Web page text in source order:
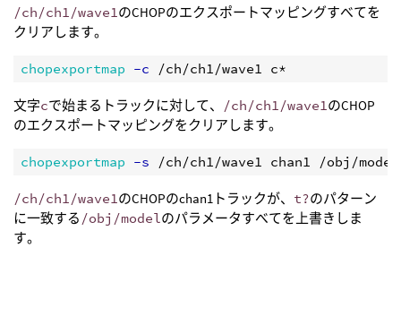
/ch/ch1/wave1 のCHOPのエクスポートマッピングすべてを
クリアします。
chopexportmap -c
文字cで始まるトラックに対して、 /ch/ch1/wave1 のCHOP
のエクスポートマッピングをクリアします。
chopexportmap -s
/ch/ch1/wave1 のCHOPのchan1トラックが、 t?のパターン
に一致する /obj/modelのパラメータすべてを上書きしま
す。